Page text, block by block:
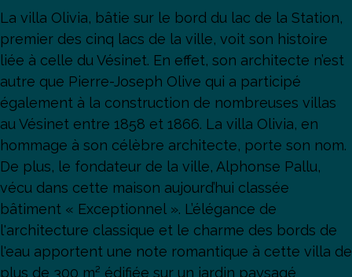
La villa Olivia, bâtie sur le bord du lac de la Station,
premier des cinq lacs de la ville, voit son histoire
liée à celle du Vésinet. En effet, son architecte n’est
autre que Pierre-Joseph Olive qui a participé
également à la construction de nombreuses villas
au Vésinet entre 1858 et 1866. La villa Olivia, en
hommage à son célèbre architecte, porte son nom.
De plus, le fondateur de la ville, Alphonse Pallu,
vécu dans cette maison aujourd’hui classée
bâtiment « Exceptionnel ». L’élégance de
l'architecture classique et le charme des bords de
l'eau apportent une note romantique à cette villa de
plus de 300 m² édifiée sur un jardin paysagé